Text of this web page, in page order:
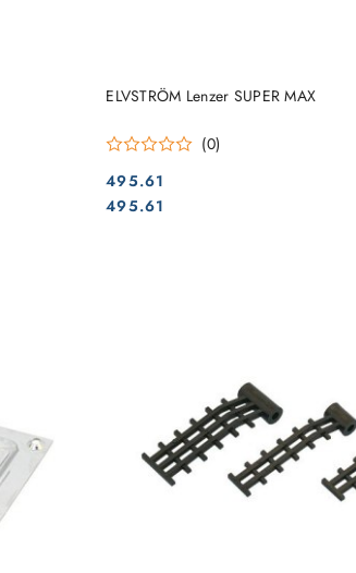
ELVSTRÖM Lenzer SUPER MAX
(0)
Cena:
495.61
Cena:
495.61
DO KOSZYKA